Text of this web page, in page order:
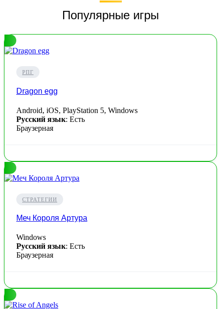
Популярные игры
РПГ
Dragon egg
Android, iOS, PlayStation 5, Windows
Русский язык: Есть
Браузерная
СТРАТЕГИИ
Меч Короля Артура
Windows
Русский язык: Есть
Браузерная